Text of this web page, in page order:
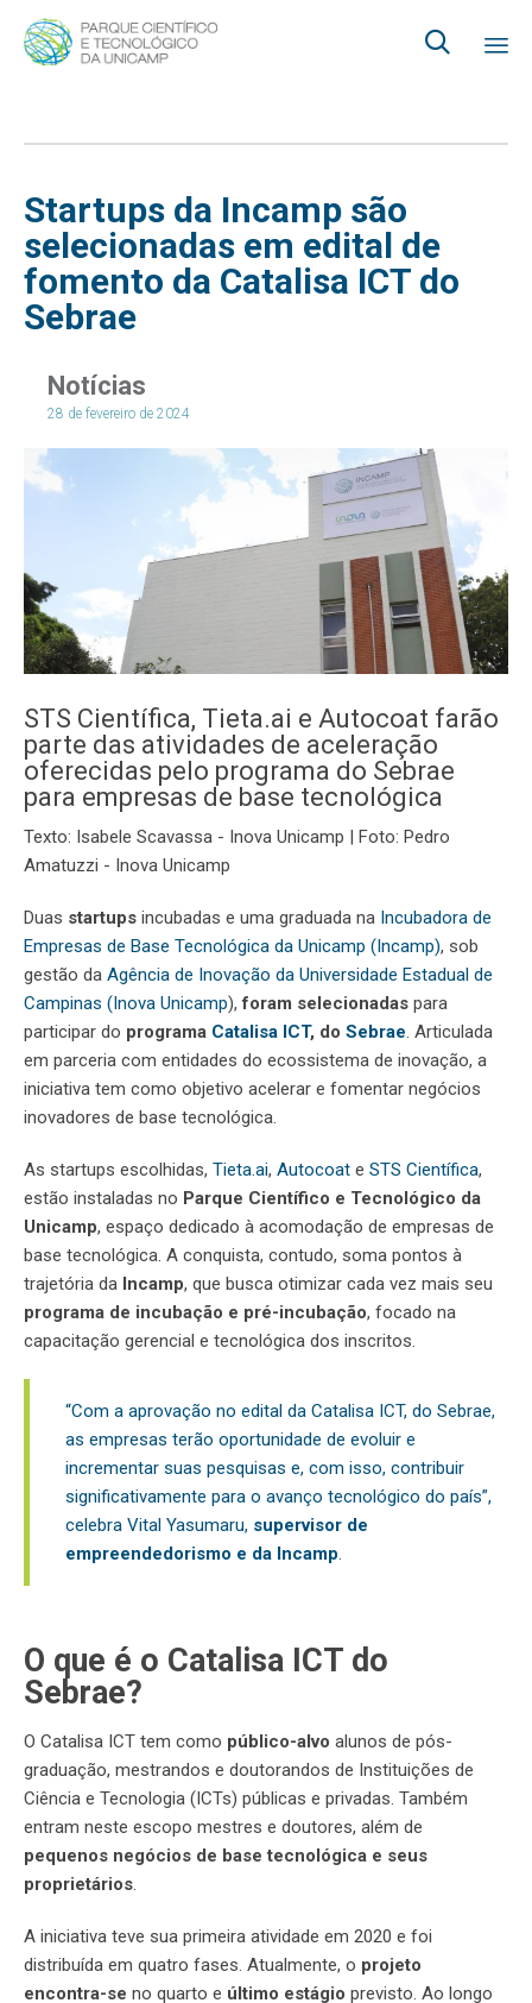

Startups da Incamp são
selecionadas em edital de
fomento da Catalisa ICT do
Sebrae
Notícias
28 de fevereiro de 2024
STS Científica, Tieta.ai e Autocoat farão
parte das atividades de aceleração
oferecidas pelo programa do Sebrae
para empresas de base tecnológica
Texto: Isabele Scavassa - Inova Unicamp | Foto: Pedro
Amatuzzi - Inova Unicamp
Duas startups incubadas e uma graduada na Incubadora de
Empresas de Base Tecnológica da Unicamp (Incamp), sob
gestão da Agência de Inovação da Universidade Estadual de
Campinas (Inova Unicamp),foram selecionadas para
participar do programa Catalisa ICT, do Sebrae. Articulada
em parceria com entidades do ecossistema de inovação, a
iniciativa tem como objetivo acelerar e fomentar negócios
inovadores de base tecnológica.
As startups escolhidas, Tieta.ai, Autocoat e STS Científica,
estão instaladas no Parque Científico e Tecnológico da
Unicamp, espaço dedicado à acomodação de empresas de
base tecnológica. A conquista, contudo, soma pontos à
trajetória da Incamp, que busca otimizar cada vez mais seu
programa de incubação e pré-incubação, focado na
capacitação gerencial e tecnológica dos inscritos.
“Com a aprovação no edital da Catalisa ICT, do Sebrae,
as empresas terão oportunidade de evoluir e
incrementar suas pesquisas e, com isso, contribuir
significativamente para o avanço tecnológico do país”,
celebra Vital Yasumaru, supervisor de
empreendedorismo e da Incamp.
O que é o Catalisa ICT do
Sebrae?
O Catalisa ICT tem como público-alvo alunos de pós-
graduação, mestrandos e doutorandos de Instituições de
Ciência e Tecnologia (ICTs) públicas e privadas. Também
entram neste escopo mestres e doutores, além de
pequenos negócios de base tecnológica e seus
proprietários.
A iniciativa teve sua primeira atividade em 2020 e foi
distribuída em quatro fases. Atualmente, o projeto
encontra-se no quarto e último estágio previsto. Ao longo